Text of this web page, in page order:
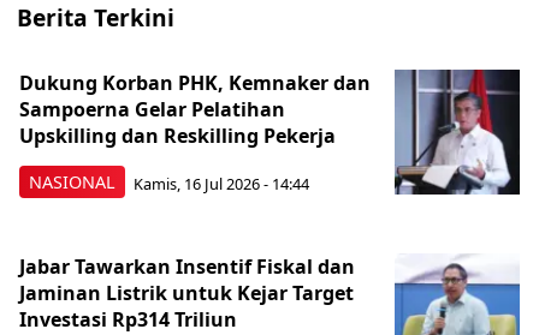
Berita Terkini
NASIONAL
Dukung Korban PHK, Kemnaker dan
Sampoerna Gelar Pelatihan
Upskilling dan Reskilling Pekerja
Kamis, 16 Jul 2026 - 14:44
Jabar Tawarkan Insentif Fiskal dan
Jaminan Listrik untuk Kejar Target
Investasi Rp314 Triliun